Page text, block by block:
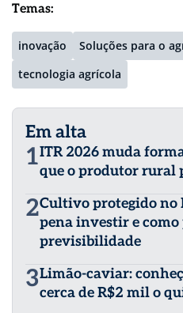
Temas:
inovação Soluções para o
tecnologia agrícola
Em alta
1ITR 2026 muda
que o produtor rural
2Cultivo protegido no
pena investir e
previsibilidade
3Limão-caviar:
cerca de R$2 mil o